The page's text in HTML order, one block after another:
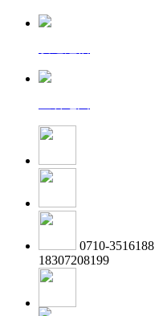
0710-3516188
18307208199